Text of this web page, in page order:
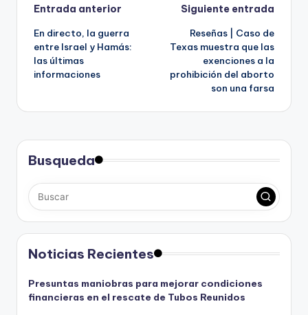
Navegación
de
entradas
Entrada anterior
En directo, la guerra
entre Israel y Hamás:
las últimas
informaciones
Siguiente entrada
Reseñas | Caso de
Texas muestra que las
exenciones a la
prohibición del aborto
son una farsa
Busqueda
Noticias Recientes
Presuntas maniobras para mejorar condiciones
financieras en el rescate de Tubos Reunidos